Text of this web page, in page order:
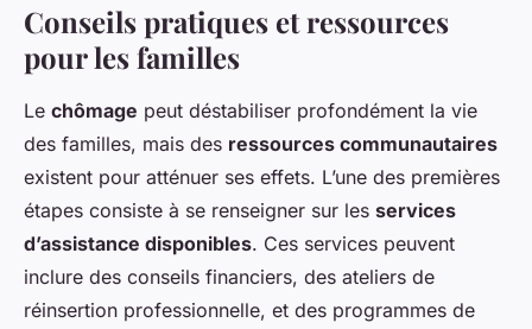
Conseils pratiques et ressources
pour les familles
Le chômage peut déstabiliser profondément la vie
des familles, mais des ressources communautaires
existent pour atténuer ses effets. L’une des premières
étapes consiste à se renseigner sur les services
d’assistance disponibles. Ces services peuvent
inclure des conseils financiers, des ateliers de
réinsertion professionnelle, et des programmes de